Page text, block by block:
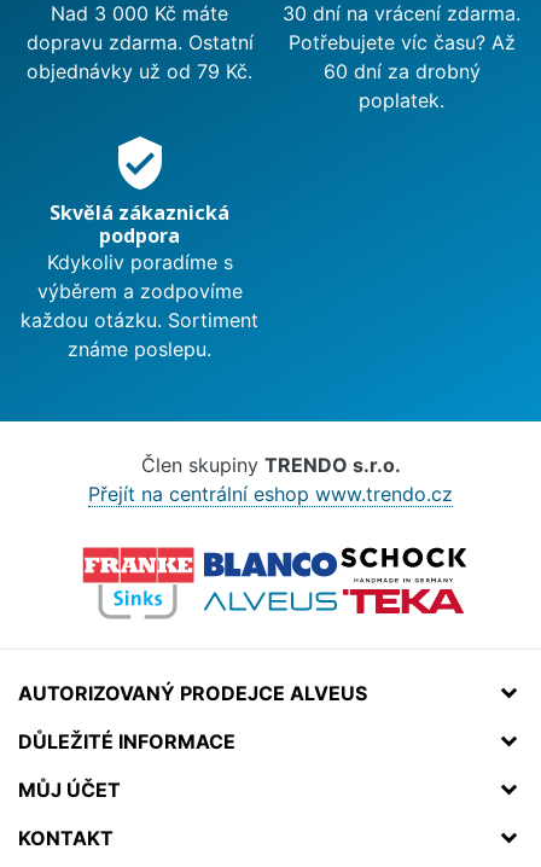
Nad 3 000 Kč máte
dopravu zdarma. Ostatní
objednávky už od 79 Kč.
30 dní na vrácení zdarma.
Potřebujete víc času? Až
60 dní za drobný
poplatek.
verified_user
Skvělá zákaznická
podpora
Kdykoliv poradíme s
výběrem a zodpovíme
každou otázku. Sortiment
známe poslepu.
Člen skupiny TRENDO s.r.o.
Přejít na centrální eshop www.trendo.cz
AUTORIZOVANÝ PRODEJCE ALVEUS
DŮLEŽITÉ INFORMACE
MŮJ ÚČET
KONTAKT